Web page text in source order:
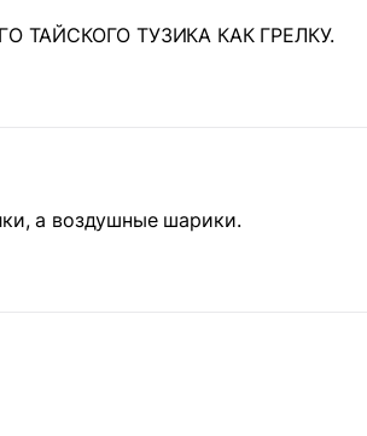
ТАЙСКОГО ТУЗИКА КАК ГРЕЛКУ.
а воздушные шарики.